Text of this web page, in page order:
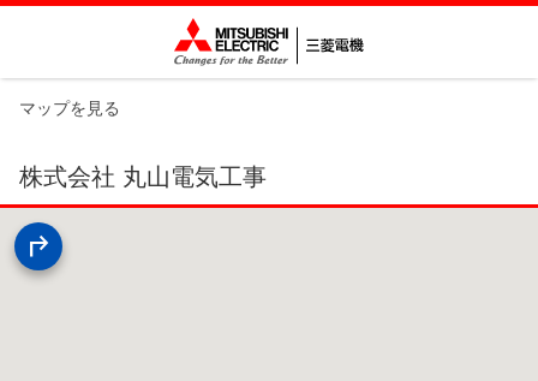
マップを見る
株式会社 丸山電気工事